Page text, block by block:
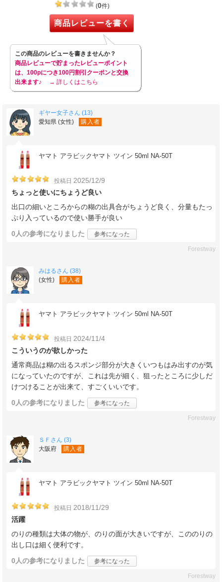
(0件)
商品レビューを書く
この商品のレビューを書きませんか？
商品レビューで貯まったレビューポイント
は、100pにつき100円割引クーポンと交換
出来ます♪
→ 詳しくはこちら
ギヤー女子さん (13)
愛知県 (女性)
購入者
ヤマト アラビックヤマト ツイン 50ml NA-50T
投稿日 2025/12/9
ちょっと使いにちょうど良い
出口の細いところからの糊の出具合がちょうど良く、分量もたっ
ぷり入っているので使い勝手が良い
0人の参考になりました 参考になった
Forestway
みはるさん (38)
(女性)
購入者
ヤマト アラビックヤマト ツイン 50ml NA-50T
投稿日 2024/11/4
こういうのが欲しかった
通常商品は糊の出るスポンジ部分が大きくいつもはみ出すのが気
になっていたのですが、これは先が細く、狙ったところに少しだ
けつけることが出来て、すごくいいです。
0人の参考になりました 参考になった
Forestway
ＳＦさん (3)
大阪府
購入者
ヤマト アラビックヤマト ツイン 50ml NA-50T
投稿日 2018/11/29
活躍
のりの種類は大体の物が、のりの面が大きいですが、こののりの
出し口は細く便利です。
0人の参考になりました 参考になった
Forestway